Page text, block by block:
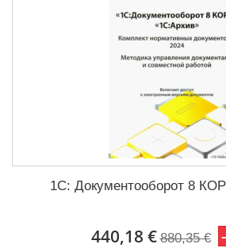
1С: Документооборот 8
440,18 € 880,35 €